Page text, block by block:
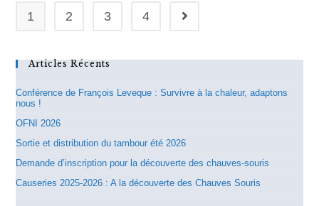
1 2 3 4
Articles Récents
Conférence de François Leveque : Survivre à la chaleur, adaptons
nous !
OFNI 2026
Sortie et distribution du tambour été 2026
Demande d’inscription pour la découverte des chauves-souris
Causeries 2025-2026 : A la découverte des Chauves Souris